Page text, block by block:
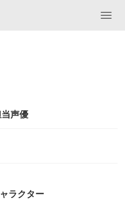
声優
ラクター